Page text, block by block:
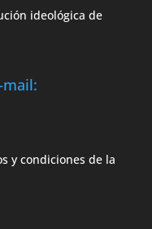
ideológica de
y condiciones de la